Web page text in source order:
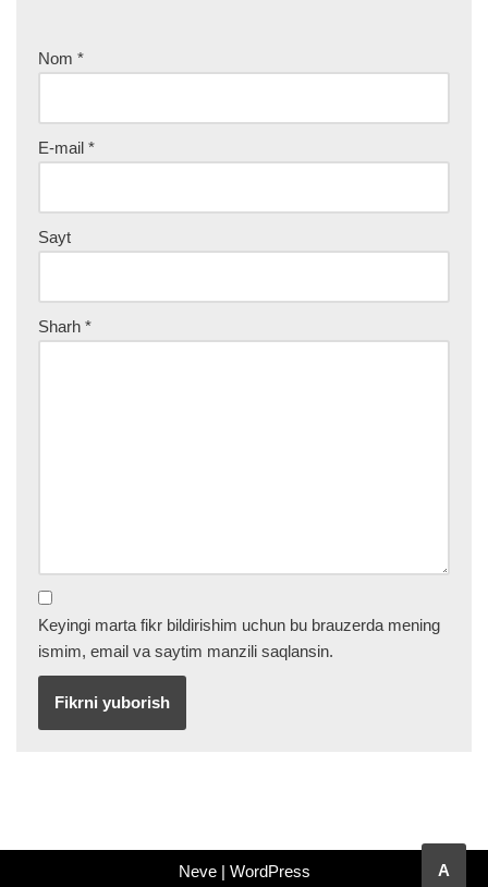
Nom *
E-mail *
Sayt
Sharh *
Keyingi marta fikr bildirishim uchun bu brauzerda mening
ismim, email va saytim manzili saqlansin.
Neve| WordPress A